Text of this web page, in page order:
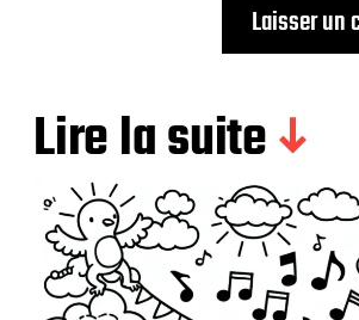
Lire la suite